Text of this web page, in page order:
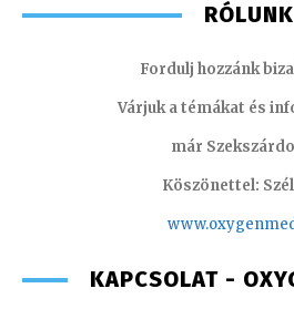
RÓLUNK
Fordulj hozzánk
Várjuk a témákat és
már
Köszönettel:
KAPCSOLAT -